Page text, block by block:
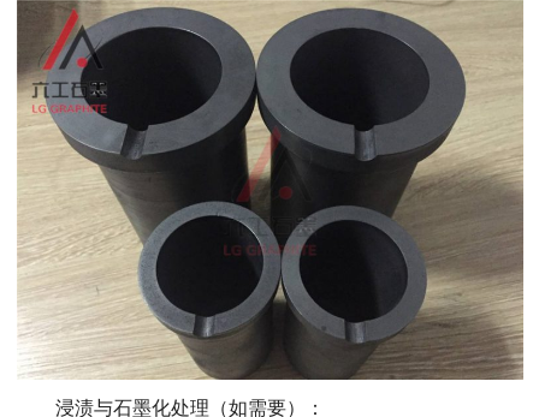
浸渍与石墨化处理（如需要）：